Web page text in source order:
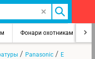
Фонари охотникам
/ Panasonic / EUR7621010